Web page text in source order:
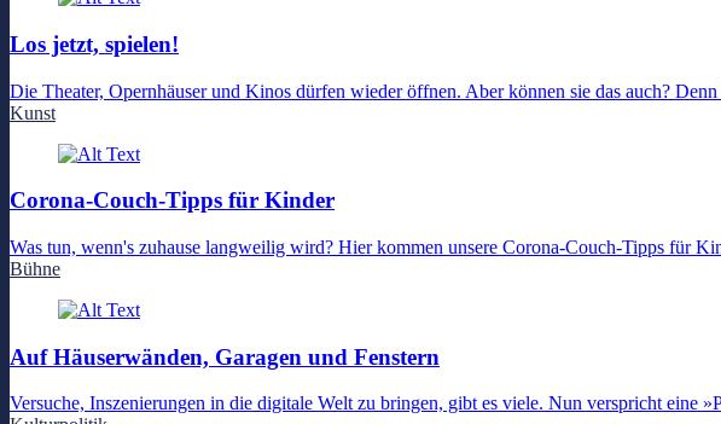
Los jetzt, spielen!
Die Theater, Opernhäuser und Kinos dürfen wieder öffnen. Aber können sie das auch?
Kunst
Corona-Couch-Tipps für Kinder
Was tun, wenn's zuhause langweilig wird? Hier kommen unsere Corona-Couch-Tipps für
Bühne
Auf Häuserwänden, Garagen und Fenstern
Versuche, Inszenierungen in die digitale Welt zu bringen, gibt es viele. Nun verspricht eine